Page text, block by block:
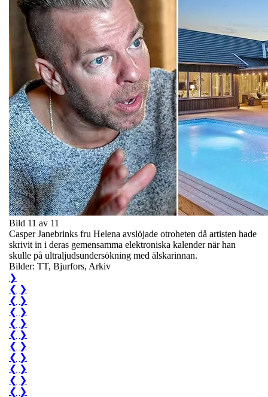
Bild 11 av 11
Casper Janebrinks fru Helena avslöjade otroheten då artisten hade
skrivit in i deras gemensamma elektroniska kalender när han
skulle på ultraljudsundersökning med älskarinnan.
Bilder: TT, Bjurfors, Arkiv
❯
❮ ❯
❮ ❯
❮ ❯
❮ ❯
❮ ❯
❮ ❯
❮ ❯
❮ ❯
❮ ❯
❮ ❯